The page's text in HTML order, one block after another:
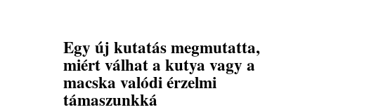
Egy új kutatás megmutatta,
miért válhat a kutya vagy a
macska valódi érzelmi
támaszunkká